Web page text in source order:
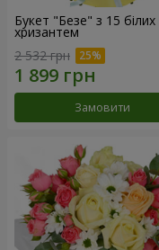
Букет "Безе" з 15 білих
хризантем
2 532 грн
Замовити